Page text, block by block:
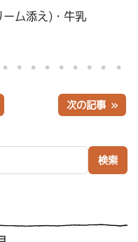
ーム添え)・牛乳
次の記事 »